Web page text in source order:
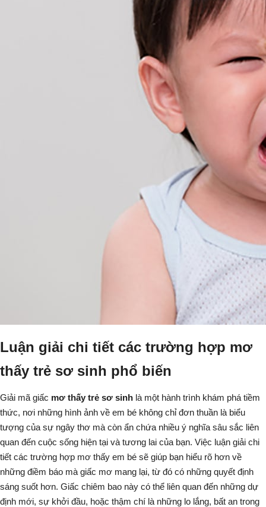
Luận giải chi tiết các trường hợp mơ
thấy trẻ sơ sinh phổ biến
Giải mã giấc mơ thấy trẻ sơ sinh là một hành trình khám phá tiềm
thức, nơi những hình ảnh về em bé không chỉ đơn thuần là biểu
tượng của sự ngây thơ mà còn ẩn chứa nhiều ý nghĩa sâu sắc liên
quan đến cuộc sống hiện tại và tương lai của bạn. Việc luận giải chi
tiết các trường hợp mơ thấy em bé sẽ giúp bạn hiểu rõ hơn về
những điềm báo mà giấc mơ mang lại, từ đó có những quyết định
sáng suốt hơn. Giấc chiêm bao này có thể liên quan đến những dự
định mới, sự khởi đầu, hoặc thậm chí là những lo lắng, bất an trong